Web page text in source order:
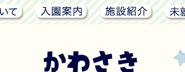
川崎青葉幼稚園について
入園案内 施設紹介